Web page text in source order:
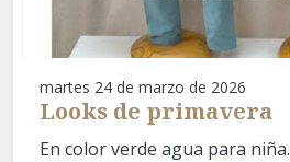
martes 24 de marzo de 2026
Looks de primavera
En color verde agua para niña.